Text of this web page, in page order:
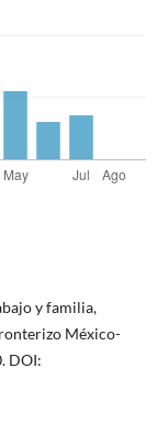
y familia,
México-
DOI: